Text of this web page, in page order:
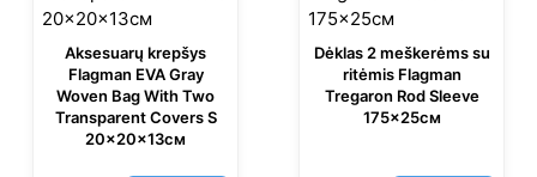
Aksesuarų krepšys
Flagman EVA Gray
Woven Bag With Two
Transparent Covers S
20x20x13см
Dėklas 2 meškerėms su
ritėmis Flagman
Tregaron Rod Sleeve
175×25см